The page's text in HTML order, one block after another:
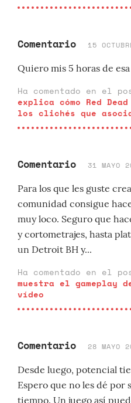
Comentario 15
Quiero mis 5 horas de
Ha comentado en el
explica cómo Red
los clichés que
Comentario 31 MAYO
Para los que les guste
comunidad consigue
muy loco. Seguro que
y cortometrajes, hasta
un Detroit BH y...
Ha comentado en el
muestra el gameplay
vídeo
Comentario 28 MAYO
Desde luego, potencial
Espero que no les dé por
tiempo. Un juego así